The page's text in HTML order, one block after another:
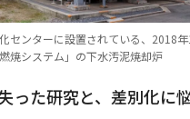
センターに設置されている、2018
燃焼システム」の下水汚泥焼却炉
った研究と、差別化に